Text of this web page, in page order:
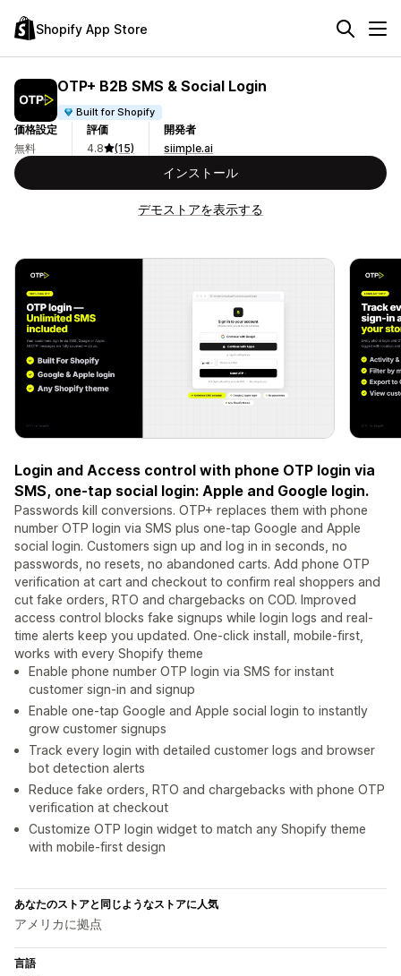
Shopify App Store
OTP+ B2B SMS & Social Login
Built for Shopify
価格設定
無料
評価
4.8
(15)
開発者
siimple.ai
インストール
デモストアを表示する
Login and Access control with phone OTP login via
SMS, one-tap social login: Apple and Google login.
Passwords kill conversions. OTP+ replaces them with phone
number OTP login via SMS plus one-tap Google and Apple
social login. Customers sign up and log in in seconds, no
passwords, no resets, no abandoned carts. Add phone OTP
verification at cart and checkout to confirm real shoppers and
cut fake orders, RTO and chargebacks on COD. Improved
access control blocks fake signups while login logs and real-
time alerts keep you updated. One-click install, mobile-first,
works with every Shopify theme
Enable phone number OTP login via SMS for instant
customer sign-in and signup
Enable one-tap Google and Apple social login to instantly
grow customer signups
Track every login with detailed customer logs and browser
bot detection alerts
Reduce fake orders, RTO and chargebacks with phone OTP
verification at checkout
Customize OTP login widget to match any Shopify theme
with mobile-first design
あなたのストアと同じようなストアに人気
アメリカに拠点
言語